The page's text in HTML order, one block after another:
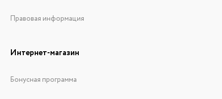
Правовая информация
Интернет-магазин
Бонусная программа